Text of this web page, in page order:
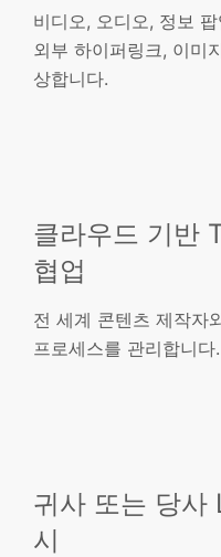
비디오, 오디오, 정보
외부 하이퍼링크, 이미
상합니다.
클라우드 기반
협업
전 세계 콘텐츠 제작자
프로세스를 관리합니다.
귀사 또는 당사
시